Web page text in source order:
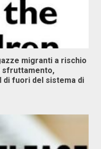
migranti a rischio
sfruttamento,
di fuori del sistema di